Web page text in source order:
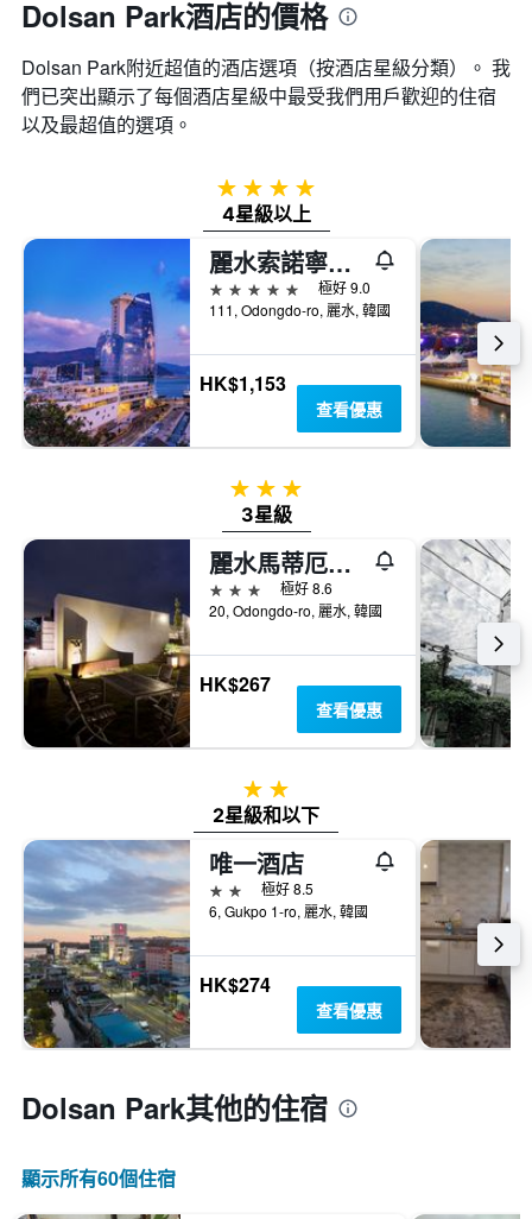
Dolsan Park酒店的價格
Dolsan Park附近超值的酒店選項（按酒店星級分類）。 我
們已突出顯示了每個酒店星級中最受我們用戶歡迎的住宿
以及最超值的選項。
4星級
4星級以上
麗水索諾寧靜渡假村
5星級
極好 9.0
111, Odongdo-ro, 麗水, 韓國
HK$1,153
查看優惠
3星級
3星級
麗水馬蒂厄酒店
3星級
極好 8.6
20, Odongdo-ro, 麗水, 韓國
HK$267
查看優惠
2星級
2星級和以下
唯一酒店
2星級
極好 8.5
6, Gukpo 1-ro, 麗水, 韓國
HK$274
查看優惠
Dolsan Park​其他的住宿
顯示所有60​個住宿